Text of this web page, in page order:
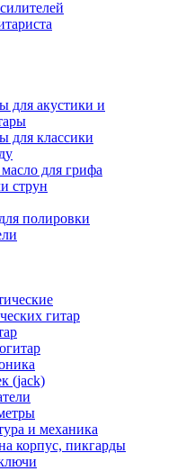
для акустики и
для классики
для грифа
струн
полировки
гитар
(jack)
и механика
корпус, пикгарды